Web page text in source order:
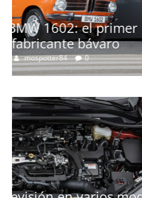
Clásicos
La serie 300 de
3 de febrero de 2022
Seguridad